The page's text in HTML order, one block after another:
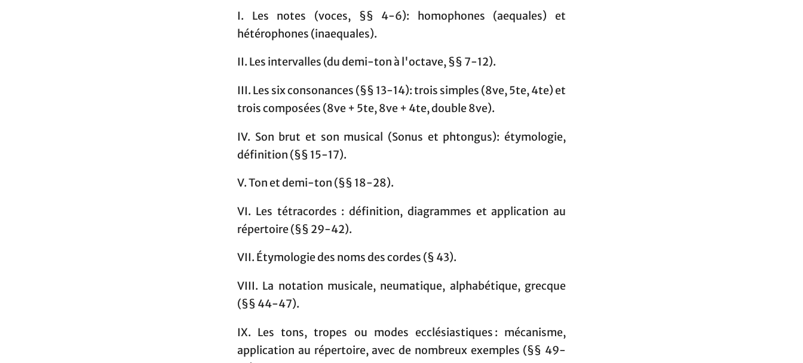
I. Les notes (voces, §§ 4-6): homophones (aequales) et
hétérophones (inaequales).
II. Les intervalles (du demi-ton à l'octave, §§ 7-12).
III. Les six consonances (§§ 13-14): trois simples (8ve, 5te, 4te) et
trois composées (8ve + 5te, 8ve + 4te, double 8ve).
IV. Son brut et son musical (Sonus et phtongus): étymologie,
définition (§§ 15-17).
V. Ton et demi-ton (§§ 18-28).
VI. Les tétracordes : définition, diagrammes et application au
répertoire (§§ 29-42).
VII. Étymologie des noms des cordes (§ 43).
VIII. La notation musicale, neumatique, alphabétique, grecque
(§§ 44-47).
IX. Les tons, tropes ou modes ecclésiastiques : mécanisme,
application au répertoire, avec de nombreux exemples (§§ 49-